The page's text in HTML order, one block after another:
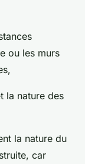
ou les murs
la nature des
la nature du
car